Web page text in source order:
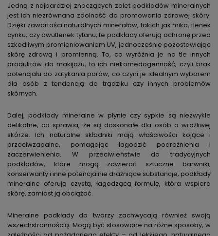
Jedną z najbardziej znaczących zalet podkładów mineralnych
jest ich niezrównana zdolność do promowania zdrowej skóry.
Dzięki zawartości naturalnych minerałów, takich jak mika, tlenek
cynku, czy dwutlenek tytanu, te podkłady oferują ochronę przed
szkodliwym promieniowaniem UV, jednocześnie pozostawiając
skórę zdrową i promienną. To, co wyróżnia je na tle innych
produktów do makijażu, to ich niekomedogenność, czyli brak
potencjału do zatykania porów, co czyni je idealnym wyborem
dla osób z tendencją do trądziku czy innych problemów
skórnych.
Dalej, podkłady mineralne w płynie czy sypkie są niezwykle
delikatne, co sprawia, że są doskonałe dla osób o wrażliwej
skórze. Ich naturalne składniki mają właściwości kojące i
przeciwzapalne, pomagając łagodzić podrażnienia i
zaczerwienienia. W przeciwieństwie do tradycyjnych
podkładów, które mogą zawierać sztuczne barwniki,
konserwanty i inne potencjalnie drażniące substancje, podkłady
mineralne oferują czystą, łagodzącą formułę, która wspiera
skórę, zamiast ją obciążać.
Mineralne podkłady do twarzy zachwycają również swoją
wszechstronnością. Mogą być stosowane na różne sposoby, w